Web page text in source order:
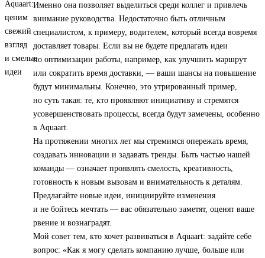
Именно она позволяет выделиться среди коллег и привлечь
внимание руководства. Недостаточно быть отличным
специалистом, к примеру, водителем, который всегда вовремя
доставляет товары. Если вы не будете предлагать идеи
по оптимизации работы, например, как улучшить маршрут
или сократить время доставки, — ваши шансы на повышение
будут минимальны. Конечно, это утрированный пример,
но суть такая: те, кто проявляют инициативу и стремятся
усовершенствовать процессы, всегда будут замечены, особенно
в Aquaart.
На протяжении многих лет мы стремимся опережать время,
создавать инновации и задавать тренды. Быть частью нашей
команды — означает проявлять смелость, креативность,
готовность к новым вызовам и внимательность к деталям.
Предлагайте новые идеи, инициируйте изменения
и не бойтесь мечтать — вас обязательно заметят, оценят ваше
рвение и вознаградят.
Мой совет тем, кто хочет развиваться в Aquaart: задайте себе
вопрос: «Как я могу сделать компанию лучше, больше или